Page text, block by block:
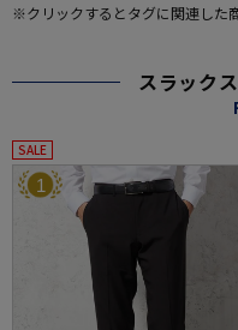
※クリックするとタグに関連した
スラック
SALE
1